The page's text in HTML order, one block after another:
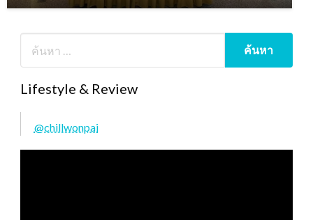
Lifestyle & Review
@chillwonpai